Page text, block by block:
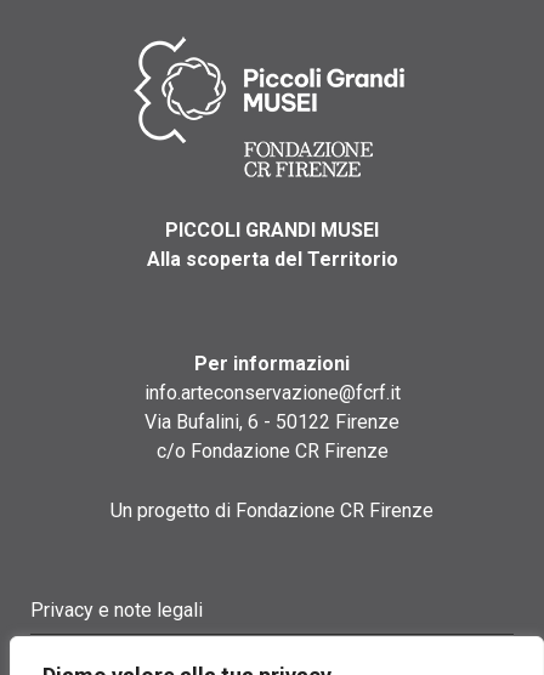
PICCOLI GRANDI MUSEI
Alla scoperta del Territorio
Per informazioni
info.arteconservazione@fcrf.it
Via Bufalini, 6 - 50122 Firenze
c/o Fondazione CR Firenze
Un progetto di Fondazione CR Firenze
Privacy e note legali